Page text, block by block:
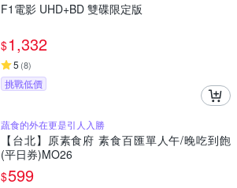
F1電影 UHD+BD 雙碟限定版
$1,332
5 (8)
挑戰低價
蔬食的外在更是引人入勝
【台北】原素食府 素食百匯單人午/晚吃到飽
(平日券)MO26
$599